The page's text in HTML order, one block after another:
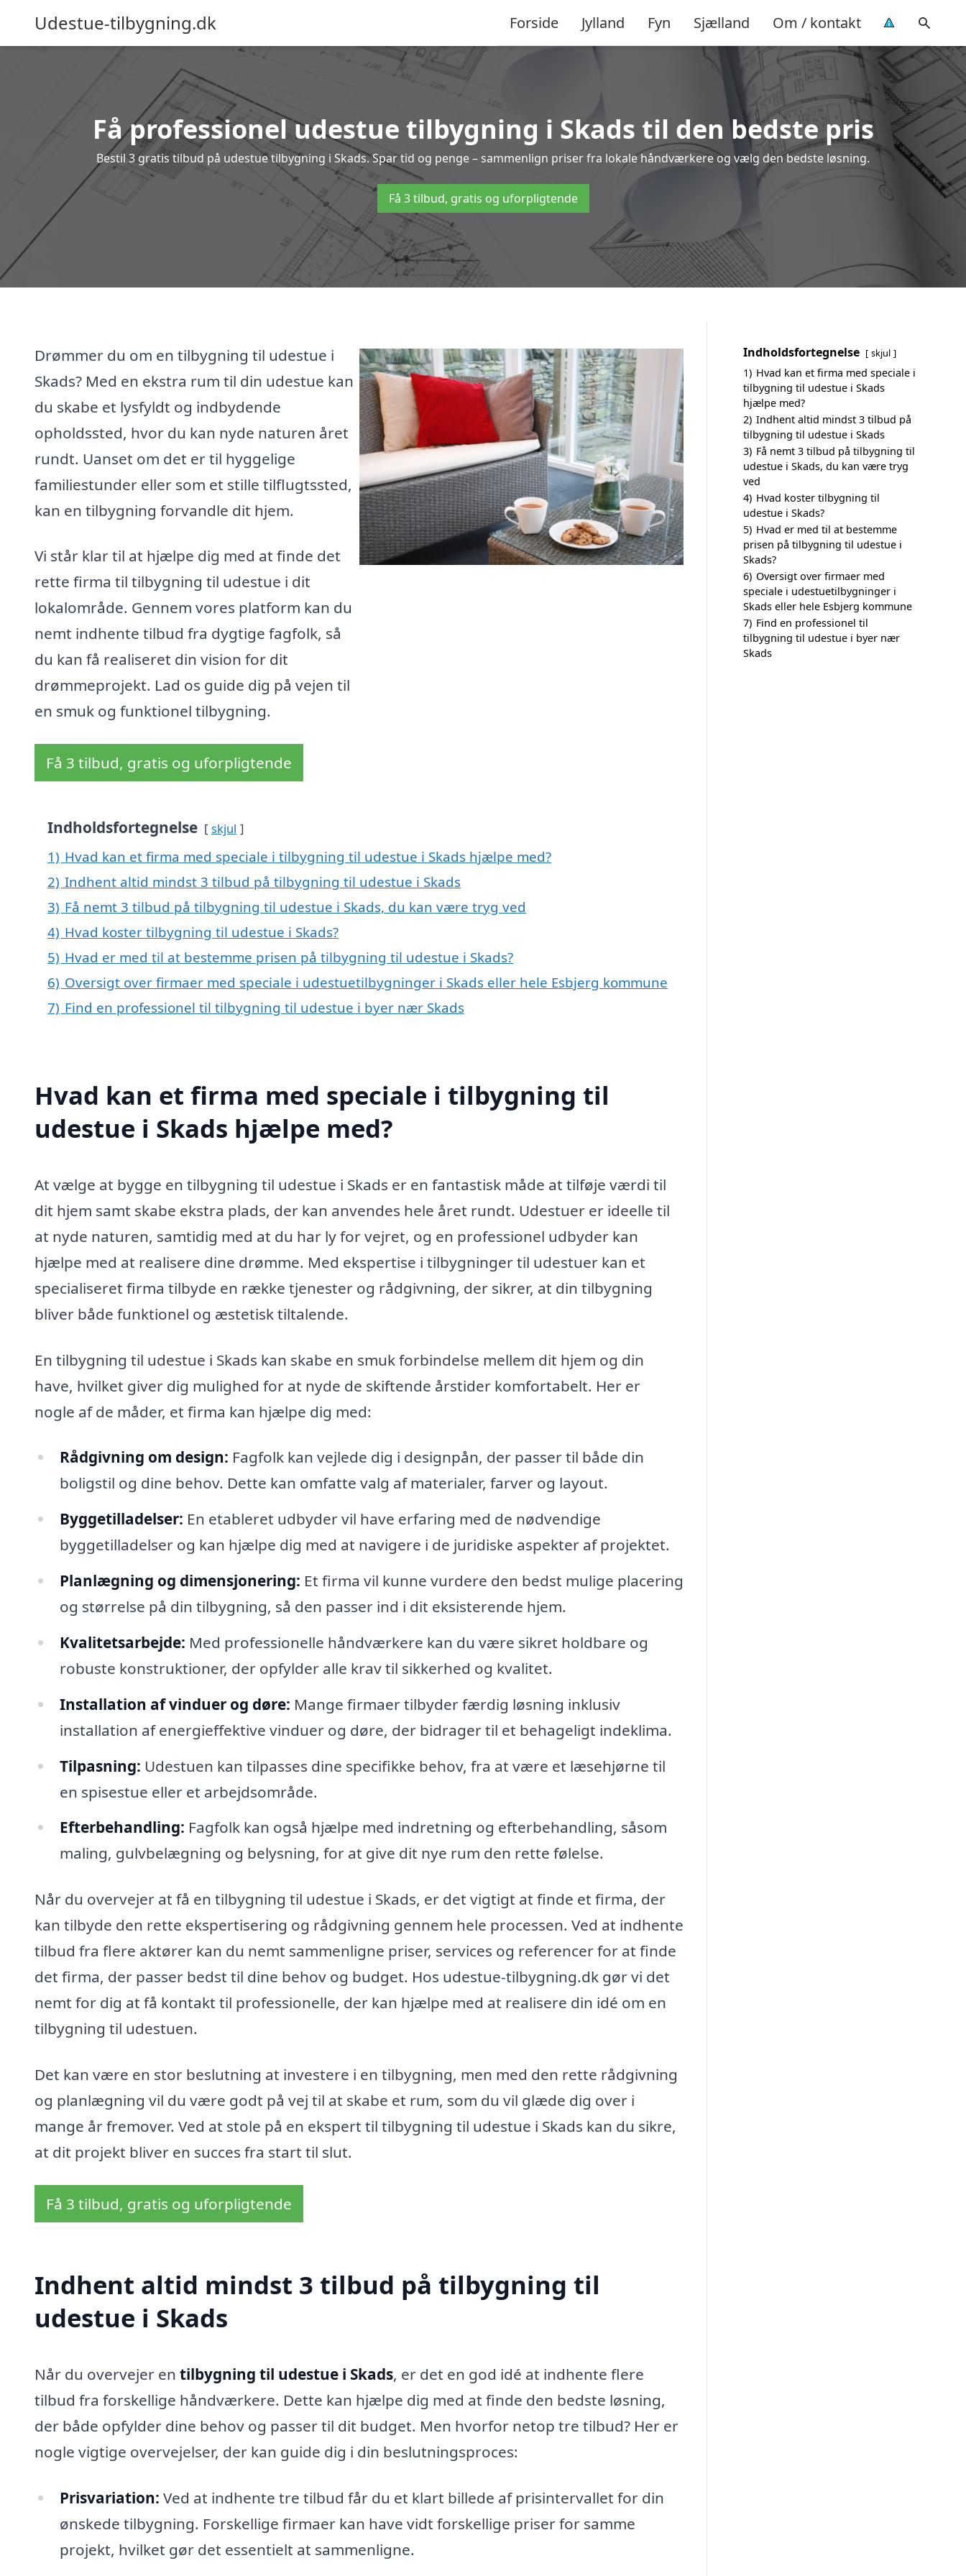
Udestue-tilbygning.dk Forside Jylland Fyn Sjælland Om / kontakt
Få professionel udestue tilbygning i Skads til den bedste pris
Bestil 3 gratis tilbud på udestue tilbygning i Skads. Spar tid og penge – sammenlign priser fra lokale håndværkere og vælg den bedste løsning.
Få 3 tilbud, gratis og uforpligtende
Drømmer du om en tilbygning til udestue i
Skads? Med en ekstra rum til din udestue kan
du skabe et lysfyldt og indbydende
opholdssted, hvor du kan nyde naturen året
rundt. Uanset om det er til hyggelige
familiestunder eller som et stille tilflugtssted,
kan en tilbygning forvandle dit hjem.
Vi står klar til at hjælpe dig med at finde det
rette firma til tilbygning til udestue i dit
lokalområde. Gennem vores platform kan du
nemt indhente tilbud fra dygtige fagfolk, så
du kan få realiseret din vision for dit
drømmeprojekt. Lad os guide dig på vejen til
en smuk og funktionel tilbygning.
Få 3 tilbud, gratis og uforpligtende
Indholdsfortegnelse skjul
1) Hvad kan et firma med speciale i tilbygning til udestue i Skads hjælpe med?
2) Indhent altid mindst 3 tilbud på tilbygning til udestue i Skads
3) Få nemt 3 tilbud på tilbygning til udestue i Skads, du kan være tryg ved
4) Hvad koster tilbygning til udestue i Skads?
5) Hvad er med til at bestemme prisen på tilbygning til udestue i Skads?
6) Oversigt over firmaer med speciale i udestuetilbygninger i Skads eller hele Esbjerg kommune
7) Find en professionel til tilbygning til udestue i byer nær Skads
Hvad kan et firma med speciale i tilbygning til
udestue i Skads hjælpe med?
At vælge at bygge en tilbygning til udestue i Skads er en fantastisk måde at tilføje værdi til
dit hjem samt skabe ekstra plads, der kan anvendes hele året rundt. Udestuer er ideelle til
at nyde naturen, samtidig med at du har ly for vejret, og en professionel udbyder kan
hjælpe med at realisere dine drømme. Med ekspertise i tilbygninger til udestuer kan et
specialiseret firma tilbyde en række tjenester og rådgivning, der sikrer, at din tilbygning
bliver både funktionel og æstetisk tiltalende.
En tilbygning til udestue i Skads kan skabe en smuk forbindelse mellem dit hjem og din
have, hvilket giver dig mulighed for at nyde de skiftende årstider komfortabelt. Her er
nogle af de måder, et firma kan hjælpe dig med:
Rådgivning om design: Fagfolk kan vejlede dig i designpån, der passer til både din
boligstil og dine behov. Dette kan omfatte valg af materialer, farver og layout.
Byggetilladelser: En etableret udbyder vil have erfaring med de nødvendige
byggetilladelser og kan hjælpe dig med at navigere i de juridiske aspekter af projektet.
Planlægning og dimensjonering: Et firma vil kunne vurdere den bedst mulige placering
og størrelse på din tilbygning, så den passer ind i dit eksisterende hjem.
Kvalitetsarbejde: Med professionelle håndværkere kan du være sikret holdbare og
robuste konstruktioner, der opfylder alle krav til sikkerhed og kvalitet.
Installation af vinduer og døre: Mange firmaer tilbyder færdig løsning inklusiv
installation af energieffektive vinduer og døre, der bidrager til et behageligt indeklima.
Tilpasning: Udestuen kan tilpasses dine specifikke behov, fra at være et læsehjørne til
en spisestue eller et arbejdsområde.
Efterbehandling: Fagfolk kan også hjælpe med indretning og efterbehandling, såsom
maling, gulvbelægning og belysning, for at give dit nye rum den rette følelse.
Når du overvejer at få en tilbygning til udestue i Skads, er det vigtigt at finde et firma, der
kan tilbyde den rette ekspertisering og rådgivning gennem hele processen. Ved at indhente
tilbud fra flere aktører kan du nemt sammenligne priser, services og referencer for at finde
det firma, der passer bedst til dine behov og budget. Hos udestue-tilbygning.dk gør vi det
nemt for dig at få kontakt til professionelle, der kan hjælpe med at realisere din idé om en
tilbygning til udestuen.
Det kan være en stor beslutning at investere i en tilbygning, men med den rette rådgivning
og planlægning vil du være godt på vej til at skabe et rum, som du vil glæde dig over i
mange år fremover. Ved at stole på en ekspert til tilbygning til udestue i Skads kan du sikre,
at dit projekt bliver en succes fra start til slut.
Få 3 tilbud, gratis og uforpligtende
Indhent altid mindst 3 tilbud på tilbygning til
udestue i Skads
Når du overvejer en tilbygning til udestue i Skads, er det en god idé at indhente flere
tilbud fra forskellige håndværkere. Dette kan hjælpe dig med at finde den bedste løsning,
der både opfylder dine behov og passer til dit budget. Men hvorfor netop tre tilbud? Her er
nogle vigtige overvejelser, der kan guide dig i din beslutningsproces:
Prisvariation: Ved at indhente tre tilbud får du et klart billede af prisintervallet for din
ønskede tilbygning. Forskellige firmaer kan have vidt forskellige priser for samme
projekt, hvilket gør det essentielt at sammenligne.
Indholdsfortegnelse skjul
1) Hvad kan et firma med speciale i
tilbygning til udestue i Skads
hjælpe med?
2) Indhent altid mindst 3 tilbud på
tilbygning til udestue i Skads
3) Få nemt 3 tilbud på tilbygning til
udestue i Skads, du kan være tryg
ved
4) Hvad koster tilbygning til
udestue i Skads?
5) Hvad er med til at bestemme
prisen på tilbygning til udestue i
Skads?
6) Oversigt over firmaer med
speciale i udestuetilbygninger i
Skads eller hele Esbjerg kommune
7) Find en professionel til
tilbygning til udestue i byer nær
Skads